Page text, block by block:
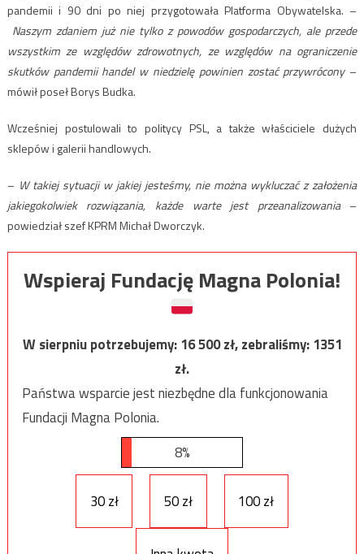
pandemii i 90 dni po niej przygotowała Platforma Obywatelska. –
Naszym zdaniem już nie tylko z powodów gospodarczych, ale przede
wszystkim ze względów zdrowotnych, ze względów na ograniczenie
skutków pandemii handel w niedzielę powinien zostać przywrócony–
mówił poseł Borys Budka.
Wcześniej postulowali to politycy PSL, a także właściciele dużych
sklepów i galerii handlowych.
– W takiej sytuacji w jakiej jesteśmy, nie można wykluczać z założenia
jakiegokolwiek rozwiązania, każde warte jest przeanalizowania–
powiedział szef KPRM Michał Dworczyk.
Wspieraj Fundację Magna Polonia!
W sierpniu potrzebujemy:16 500zł, zebraliśmy:1351
zł.
Państwa wsparcie jest niezbędne dla funkcjonowania
Fundacji Magna Polonia.
8%
30 zł 50 zł 100 zł